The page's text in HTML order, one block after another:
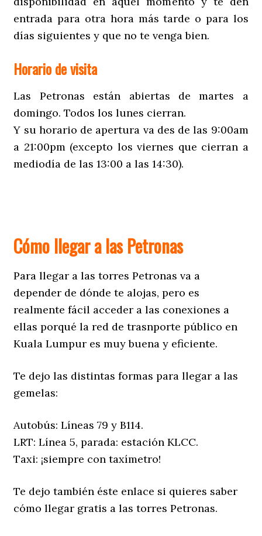
entrada para otra hora más tarde o para los
días siguientes y que no te venga bien.
Horario de visita
Las Petronas están abiertas de martes a
domingo. Todos los lunes cierran.
Y su horario de apertura va des de las 9:00am
a 21:00pm (excepto los viernes que cierran a
mediodía de las 13:00 a las 14:30).
Cómo llegar a las Petronas
Para llegar a las torres Petronas va a
depender de dónde te alojas, pero es
realmente fácil acceder a las conexiones a
ellas porqué la red de trasnporte público en
Kuala Lumpur es muy buena y eficiente.
Te dejo las distintas formas para llegar a las
gemelas:
Autobús: Líneas 79 y B114.
LRT: Línea 5, parada: estación KLCC.
Taxi: ¡siempre con taxímetro!
Te dejo también éste enlace si quieres saber
cómo llegar gratis a las torres Petronas.